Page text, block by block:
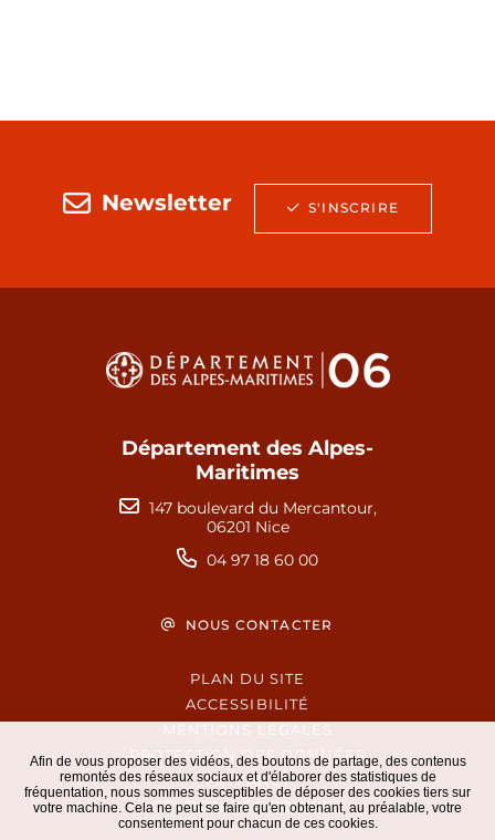
Afin de vous proposer des vidéos, des boutons de partage, des contenus
remontés des réseaux sociaux et d'élaborer des statistiques de
fréquentation, nous sommes susceptibles de déposer des cookies tiers sur
votre machine. Cela ne peut se faire qu'en obtenant, au préalable, votre
consentement pour chacun de ces cookies.
Newsletter S'INSCRIRE
Département des Alpes-
Maritimes
147 boulevard du Mercantour,
06201 Nice
04 97 18 60 00
NOUS CONTACTER
PLAN DU SITE
ACCESSIBILITÉ
MENTIONS LÉGALES
PROTECTION DES DONNÉES
EXTRANET
GESTION DES COOKIES